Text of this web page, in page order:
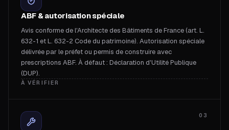
ABF & autorisation spéciale
Avis conforme de l'Architecte des Bâtiments de France (art. L.
632-1 et L. 632-2 Code du patrimoine). Autorisation spéciale
délivrée par le préfet ou permis de construire avec
prescriptions ABF. À défaut : Déclaration d'Utilité Publique
(DUP).
À VÉRIFIER
03